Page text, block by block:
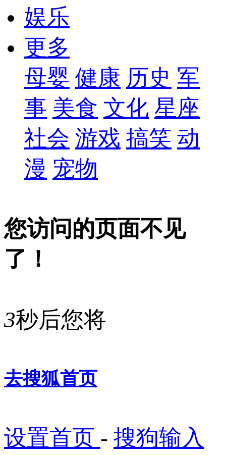
娱乐
更多
母婴 健康 历史 军
事 美食 文化 星座
社会 游戏 搞笑 动
漫 宠物
您访问的页面不见
了！
3秒后您将
去搜狐首页
设置首页 - 搜狗输入